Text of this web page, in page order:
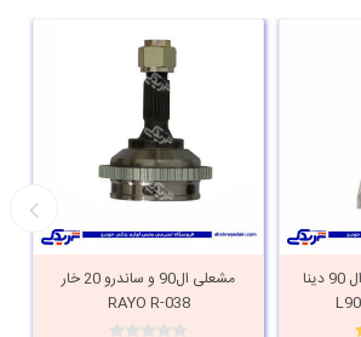
شیلنگ ورودی بخاری ال 90 دینا
مشعلی ال90 و ساندرو 20 خار
RAYO R-038